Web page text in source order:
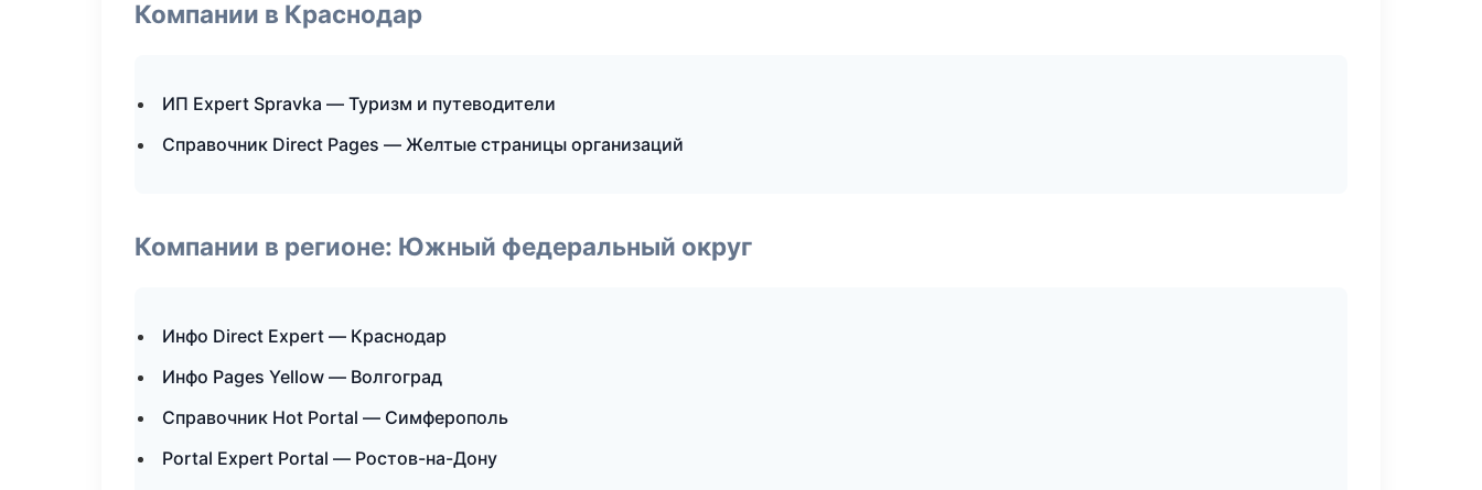
Компании в Краснодар
ИП Expert Spravka — Туризм и путеводители
Справочник Direct Pages — Желтые страницы организаций
Компании в регионе: Южный федеральный округ
Инфо Direct Expert — Краснодар
Инфо Pages Yellow — Волгоград
Справочник Hot Portal — Симферополь
Portal Expert Portal — Ростов-на-Дону